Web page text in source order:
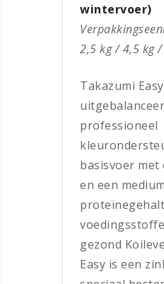
wintervoer)
2,5 kg / 4,5 kg
Takazumi
professioneel
basisvoer met
en een medium
gezond
Easy is een